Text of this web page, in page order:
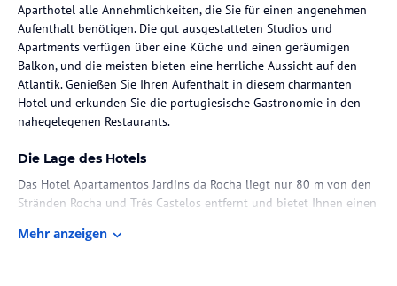
Aparthotel alle Annehmlichkeiten, die Sie für einen angenehmen
Aufenthalt benötigen. Die gut ausgestatteten Studios und
Apartments verfügen über eine Küche und einen geräumigen
Balkon, und die meisten bieten eine herrliche Aussicht auf den
Atlantik. Genießen Sie Ihren Aufenthalt in diesem charmanten
Hotel und erkunden Sie die portugiesische Gastronomie in den
nahegelegenen Restaurants.
Die Lage des Hotels
Das Hotel Apartamentos Jardins da Rocha liegt nur 80 m von den
Stränden Rocha und Três Castelos entfernt und bietet Ihnen einen
Tennisplatz und einen tropischen Garten in der Unterkunft. Der
Mehr anzeigen